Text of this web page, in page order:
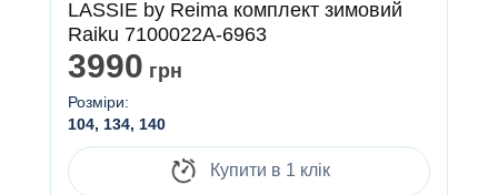
LASSIE by Reima комплект зимовий
Raiku 7100022A-6963
3990 грн
Розміри:
104, 134, 140
Купити в 1 клік